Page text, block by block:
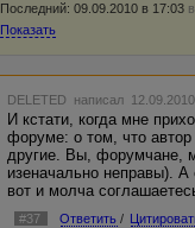
Последний: 09.09.2010 в 17:03
Показать
DELETED написал
И кстати, когда мне
форуме: о том, что
другие. Вы, форумчане,
изеначально неправы). А
вот и молча
#37 Ответить /